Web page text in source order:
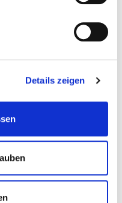
Details zeigen